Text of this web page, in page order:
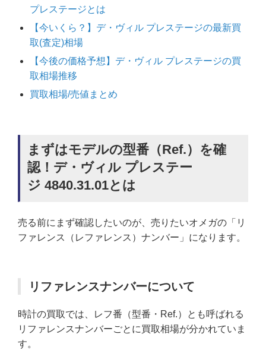
プレステージとは
【今いくら？】デ・ヴィル プレステージの最新買
取(査定)相場
【今後の価格予想】デ・ヴィル プレステージの買
取相場推移
買取相場/売値まとめ
まずはモデルの型番（Ref.）を確
認！デ・ヴィル プレステー
ジ 4840.31.01とは
売る前にまず確認したいのが、売りたいオメガの「リ
ファレンス（レファレンス）ナンバー」になります。
リファレンスナンバーについて
時計の買取では、レフ番（型番・Ref.）とも呼ばれる
リファレンスナンバーごとに買取相場が分かれていま
す。